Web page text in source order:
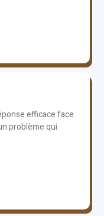
efficace face
problème qui